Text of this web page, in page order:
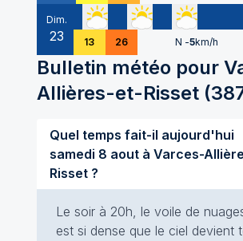
Dim.
23 13 26 N -5km/h
Bulletin météo pour
Allières-et-Risset(
Quel temps fait-il aujourd'hui
samedi 8 aout à Varces-Allières-et-
Risset ?
Le soir à 20h, le voile de
est si dense que le ciel devient